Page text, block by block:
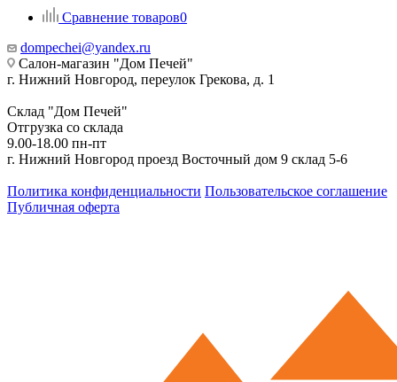
Сравнение товаров0
dompechei@yandex.ru
Салон-магазин "Дом Печей"
г. Нижний Новгород, переулок Грекова, д. 1
Склад "Дом Печей"
Отгрузка со склада
9.00-18.00 пн-пт
г. Нижний Новгород проезд Восточный дом 9 склад 5-6
Политика конфиденциальности Пользовательское соглашение
Публичная оферта